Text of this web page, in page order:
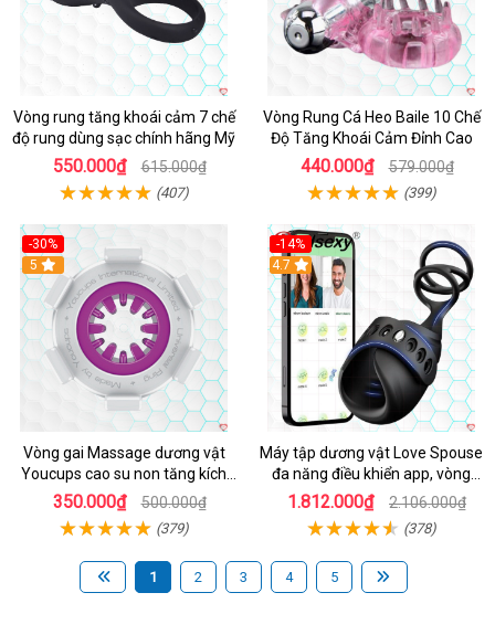
Vòng rung tăng khoái cảm 7 chế
độ rung dùng sạc chính hãng Mỹ
550.000₫ 615.000₫
(407)
Vòng Rung Cá Heo Baile 10 Chế
Độ Tăng Khoái Cảm Đỉnh Cao
440.000₫ 579.000₫
(399)
-30%
5
Vòng gai Massage dương vật
Youcups cao su non tăng kích
thước
350.000₫ 500.000₫
(379)
-14%
4.7
Máy tập dương vật Love Spouse
đa năng điều khiển app, vòng
đeo siêu tiện
1.812.000₫ 2.106.000₫
(378)
1 2 3 4 5